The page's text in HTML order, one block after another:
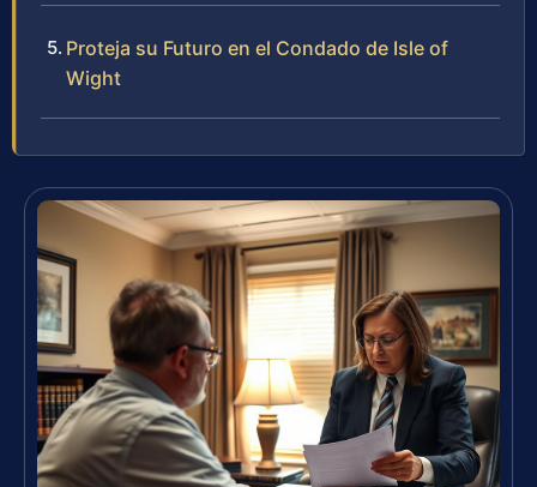
Proteja su Futuro en el Condado de Isle of
Wight